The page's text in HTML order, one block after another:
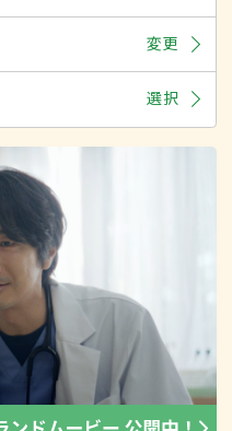
変更
選択